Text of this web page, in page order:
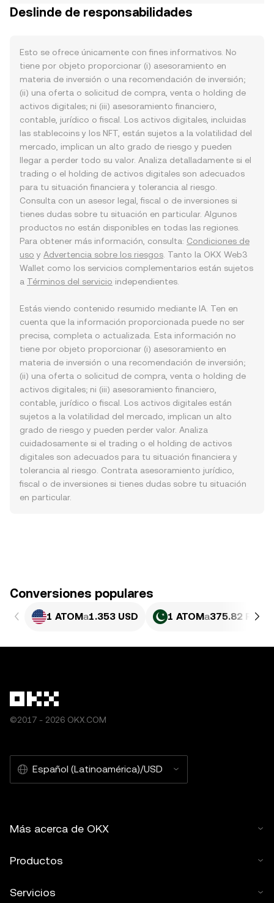
Deslinde de responsabilidades
Esto se ofrece únicamente con fines informativos. No
tiene por objeto proporcionar (i) asesoramiento en
materia de inversión o una recomendación de inversión;
(ii) una oferta o solicitud de compra, venta o holding de
activos digitales; ni (iii) asesoramiento financiero,
contable, jurídico o fiscal. Los activos digitales, incluidas
las stablecoins y los NFT, están sujetos a la volatilidad del
mercado, implican un alto grado de riesgo y pueden
llegar a perder todo su valor. Analiza detalladamente si el
trading o el holding de activos digitales son adecuados
para tu situación financiera y tolerancia al riesgo.
Consulta con un asesor legal, fiscal o de inversiones si
tienes dudas sobre tu situación en particular. Algunos
productos no están disponibles en todas las regiones.
Para obtener más información, consulta: Condiciones de
uso y Advertencia sobre los riesgos . Tanto la OKX Web3
Wallet como los servicios complementarios están sujetos
a Términos del servicio independientes.
Estás viendo contenido resumido mediante IA. Ten en
cuenta que la información proporcionada puede no ser
precisa, completa o actualizada. Esta información no
tiene por objeto proporcionar (i) asesoramiento en
materia de inversión o una recomendación de inversión;
(ii) una oferta o solicitud de compra, venta o holding de
activos digitales; ni (iii) asesoramiento financiero,
contable, jurídico o fiscal. Los activos digitales están
sujetos a la volatilidad del mercado, implican un alto
grado de riesgo y pueden perder valor. Analiza
cuidadosamente si el trading o el holding de activos
digitales son adecuados para tu situación financiera y
tolerancia al riesgo. Contrata asesoramiento jurídico,
fiscal o de inversiones si tienes dudas sobre tu situación
en particular.
Conversiones populares
1 ATOMa1.353 USD 1 ATOMa375.82 PKR
©2017 - 2026 OKX.COM
Español (Latinoamérica)/USD
Más acerca de OKX
Productos
Servicios